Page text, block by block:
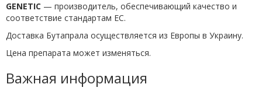
GENETIC — производитель, обеспечивающий качество и
соответствие стандартам ЕС.
Доставка Бутапрала осуществляется из Европы в Украину.
Цена препарата может изменяться.
Важная информация